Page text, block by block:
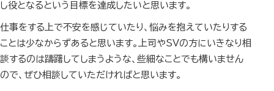
し役となるという目標を達成したいと思います。
仕事をする上で不安を感じていたり、悩みを抱えていたりする
ことは少なからずあると思います。上司やSVの方にいきなり相
談するのは躊躇してしまうような、些細なことでも構いません
ので、ぜひ相談していただければと思います。